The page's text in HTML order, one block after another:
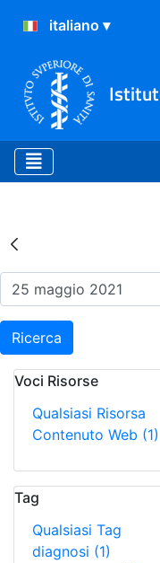
Risultati
Ricerca
Voci Risorse
Qualsiasi Risorsa
Contenuto Web (1)
Tag
Qualsiasi Tag
diagnosi (1)